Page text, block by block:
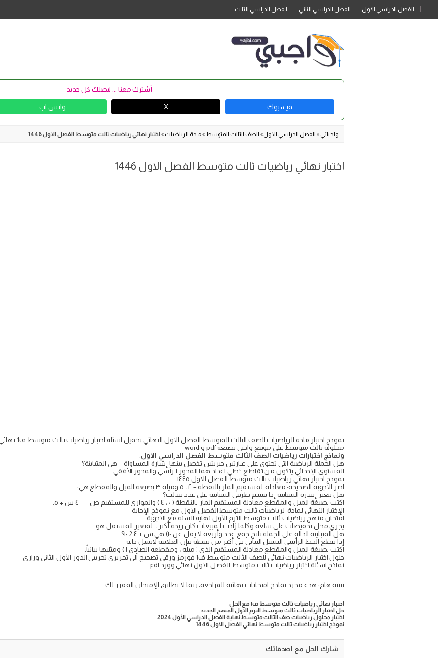
الفصل الدراسي الاول الفصل الدراسي الثاني الفصل الدراسي الثالث
أشترك معنا ... ليصلك كل جديد
فيسبوك X واتس اب
واجباتي » الفصل الدراسي الاول» الصف الثالث المتوسط »مادة الرياضيات» اختبار نهائي رياضيات ثالث متوسط الفصل الاول 1446
اختبار نهائي رياضيات ثالث متوسط الفصل الاول 1446
محلوله ثالث متوسط على موقع واجبي بصيغة pdf و word
ونماذج اختبارات رياضيات الصف الثالث متوسط الفصل الدراسي الاول:
هل الجملة الرياضية التي تحتوي على عبارتين جبريتين تفصل بينها إشارة المساواة = هي المتباينة؟
المستوى الإحداثي يتكون من تقاطع خطي اعداد هما المحور الرأسي والمحور الأفقي.
نموذج اختبار نهائي رياضيات ثالث متوسط الفصل الاول ١٤٤٥
اختر الاجوبه الصحيحة: معادلة المستقيم المار بالنقطة – ٢ ، ٥ وميله ۳ بصيغة الميل والمقطع هي:
هل تتغير إشارة المتباينة إذا قسم طرفي المتباينة على عدد سالب؟
اكتب بصيغة الميل والمقطع معادلة المستقيم المار بالنقطة ( ٠ ، ٤ ) والموازي للمستقيم ص = – ٤ س + ٥.
الإختبار النهائي لمادة الرياضيات ثالث متوسط الفصل الاول مع نموذج الإجابة
امتحان منهج رياضيات ثالث متوسط الترم الأول نهايه السنه مع الاجوبة
يجري محل تخفيضات على سلعة وكلما زادت المبيعات كان ريحه أكثر ، المتغير المستقل هو
هل المتباينة الدالة على الجملة ناتج جمع عدد وأربعة لا يقل عن ١٠) هي س + ٤ 2 ١٠؟
إذا قطع الخط الرأسي التمثيل البياني في أكثر من نقطة فإن العلاقة لاتمثل دالة
اكتب بصيغة الميل والمقطع معادلة المستقيم الذى ( ميله ، ومقطعه الصادي ١ ) ومثليها بيانياً.
حلول اختبار الرياضيات نهائي للصف الثالث متوسط ف1 فورمز ورقي تصحيح آلي تحريري تجريبي الدور الأول الثاني وزاري
نماذج اسئلة اختبار رياضيات ثالث متوسط الفصل الاول نهائي وورد pdf
تنبيه هام: هذه مجرد نماذج امتحانات نهائية للمراجعة، ربما لا يطابق الإمتحان المقرر لك
اختبار نهائي رياضيات ثالث متوسط ف١ مع الحل
حل اختبار الرياضيات ثالث متوسط الترم الاول المنهج الجديد
اختبار محلول رياضيات صف الثالث متوسط نهاية الفصل الدراسي الأول 2024
نموذج اختبار رياضيات ثالث متوسط نهائي الفصل الاول 1446
شارك الحل مع اصدقائك